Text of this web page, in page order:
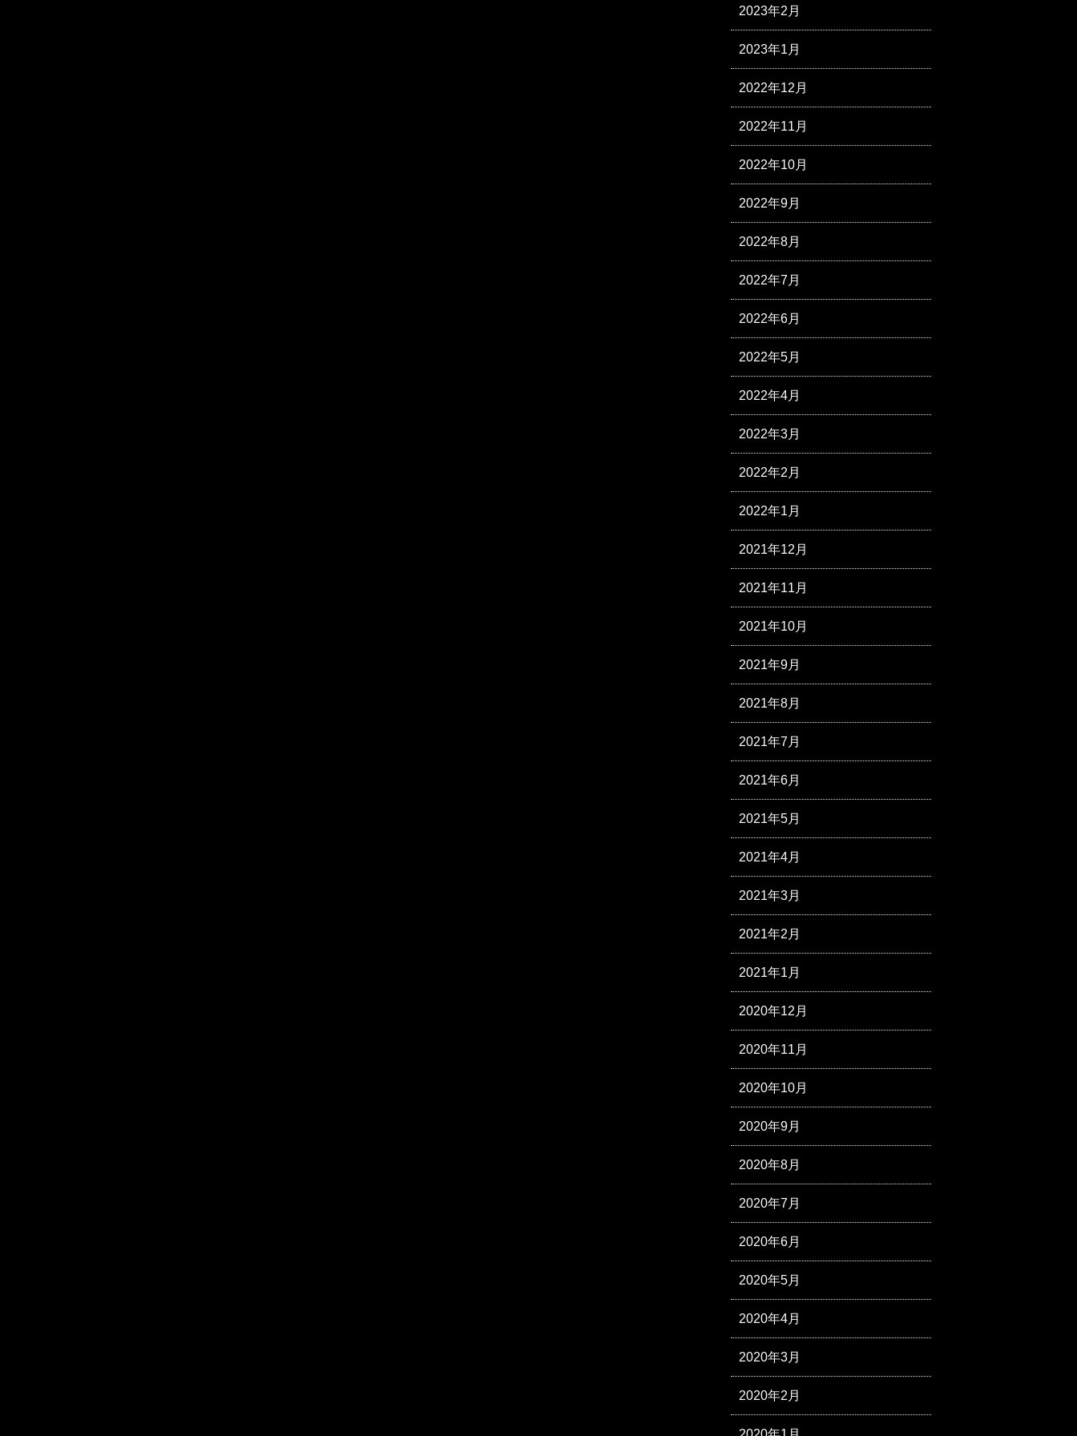
2023年2月
2023年1月
2022年12月
2022年11月
2022年10月
2022年9月
2022年8月
2022年7月
2022年6月
2022年5月
2022年4月
2022年3月
2022年2月
2022年1月
2021年12月
2021年11月
2021年10月
2021年9月
2021年8月
2021年7月
2021年6月
2021年5月
2021年4月
2021年3月
2021年2月
2021年1月
2020年12月
2020年11月
2020年10月
2020年9月
2020年8月
2020年7月
2020年6月
2020年5月
2020年4月
2020年3月
2020年2月